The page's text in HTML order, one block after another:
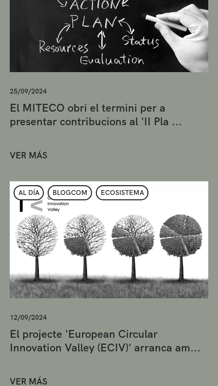
25/09/2024
El MITECO obri el termini per a
presentar contribucions al 'II Pla ...
VER MÁS
AL DÍA BLOGCOM ECOSISTEMA
12/09/2024
El projecte 'European Circular
Innovation Valley (ECIV)' arranca am...
VER MÁS